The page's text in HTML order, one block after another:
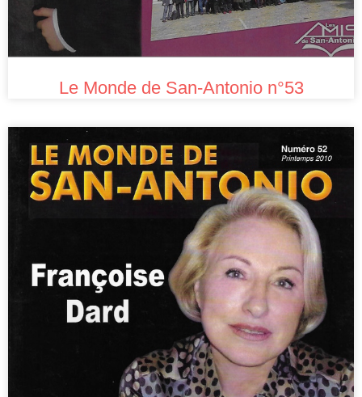
Le Monde de San-Antonio n°53